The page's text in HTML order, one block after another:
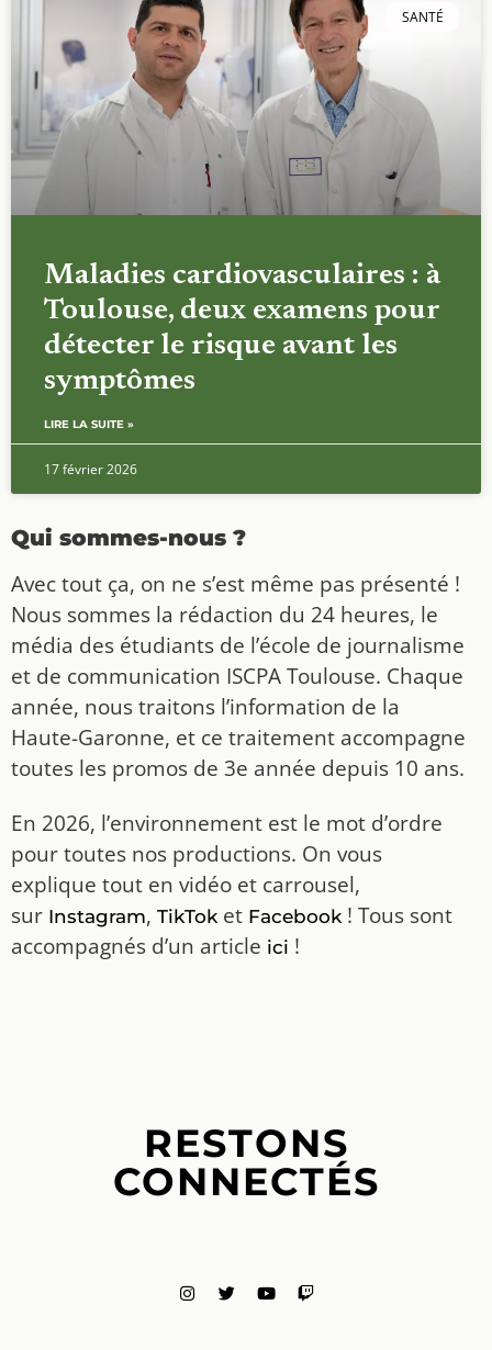
SANTÉ
Maladies cardiovasculaires : à
Toulouse, deux examens pour
détecter le risque avant les
symptômes
LIRE LA SUITE »
17 février 2026
Qui sommes-nous ?
Avec tout ça, on ne s’est même pas présenté !
Nous sommes la rédaction du 24 heures, le
média des étudiants de l’école de journalisme
et de communication ISCPA Toulouse. Chaque
année, nous traitons l’information de la
Haute-Garonne, et ce traitement accompagne
toutes les promos de 3e année depuis 10 ans.
En 2026, l’environnement est le mot d’ordre
pour toutes nos productions. On vous
explique tout en vidéo et carrousel,
sur Instagram, TikToket Facebook! Tous sont
accompagnés d’un article ici !
RESTONS
CONNECTÉS